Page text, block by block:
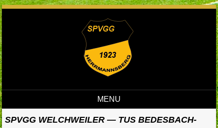
MENU
SPVGG WELCHWEILER — TUS BEDESBACH-